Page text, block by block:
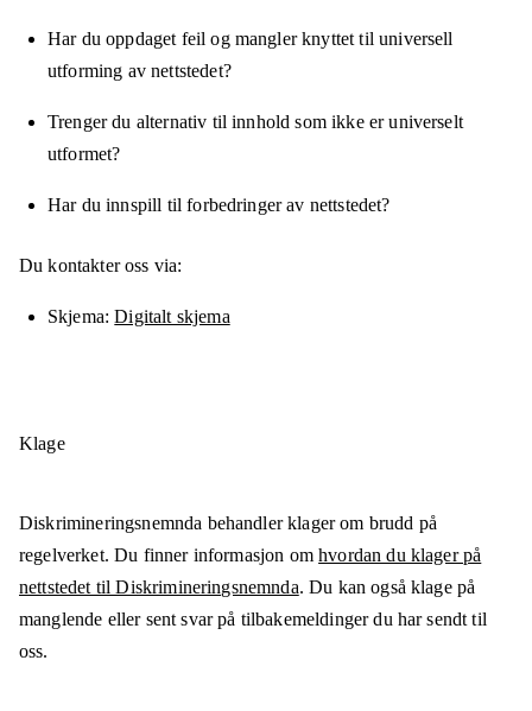
Har du oppdaget feil og mangler knyttet til universell
utforming av nettstedet?
Trenger du alternativ til innhold som ikke er universelt
utformet?
Har du innspill til forbedringer av nettstedet?
Du kontakter oss via:
Skjema Digitalt skjema
Klage
Diskrimineringsnemnda behandler klager om brudd på
regelverket. Du finner informasjon omhvordan du klager på
nettstedet til Diskrimineringsnemnda. Du kan også klage på
manglende eller sent svar på tilbakemeldinger du har sendt til
oss.